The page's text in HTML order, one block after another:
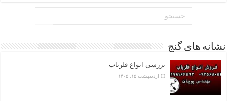
نشانه های گنج
بررسی انواع فلزیاب
اردیبهشت ۱۵, ۱۴۰۵